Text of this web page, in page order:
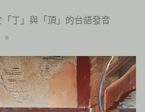
丁」與「頂」的台語發音